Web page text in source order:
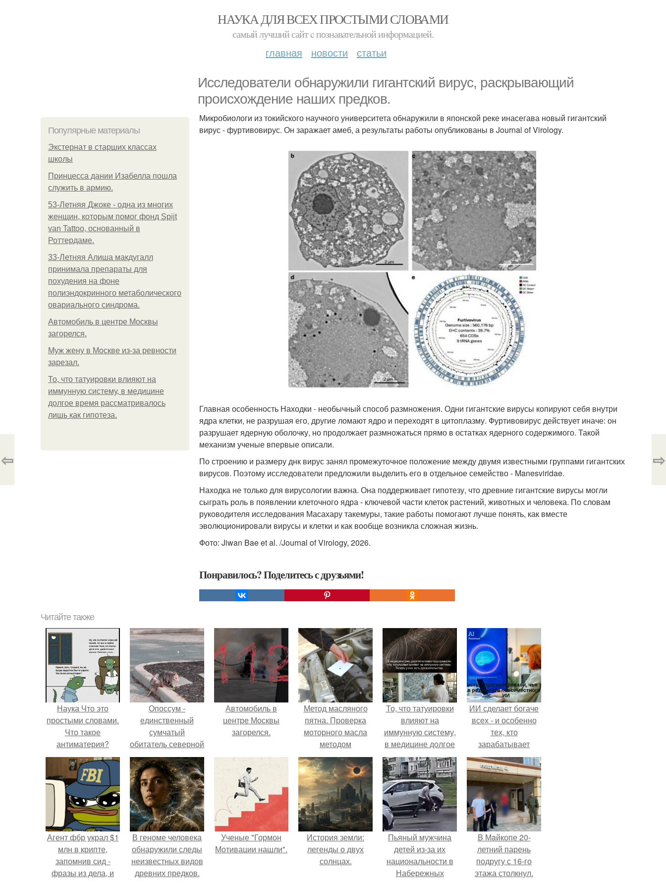
НАУКА ДЛЯ ВСЕХ ПРОСТЫМИ СЛОВАМИ
самый лучший сайт c познавательной информацией.
главная новости статьи
Исследователи обнаружили гигантский вирус, раскрывающий
происхождение наших предков.
Популярные материалы
Экстернат в старших классах
школы
Принцесса дании Изабелла пошла
служить в армию.
53-Летняя Джоке - одна из многих
женщин, которым помог фонд Spijt
van Tattoo, основанный в
Роттердаме.
33-Летняя Алиша макдугалл
принимала препараты для
похудения на фоне
полиэндокринного метаболического
овариального синдрома.
Автомобиль в центре Москвы
загорелся.
Mуж жену в Москве из-за ревности
зарезал.
То, что татуировки влияют на
иммунную систему, в медицине
долгое время рассматривалось
лишь как гипотеза.
Микробиологи из токийского научного университета обнаружили в японской реке инасегава новый гигантский
вирус - фуртивовирус. Он заражает амеб, а результаты работы опубликованы в Journal of Virology.
Главная особенность Находки - необычный способ размножения. Одни гигантские вирусы копируют себя внутри
ядра клетки, не разрушая его, другие ломают ядро и переходят в цитоплазму. Фуртивовирус действует иначе: он
разрушает ядерную оболочку, но продолжает размножаться прямо в остатках ядерного содержимого. Такой
механизм ученые впервые описали.
По строению и размеру днк вирус занял промежуточное положение между двумя известными группами гигантских
вирусов. Поэтому исследователи предложили выделить его в отдельное семейство - Manesviridae.
Находка не только для вирусологии важна. Она поддерживает гипотезу, что древние гигантские вирусы могли
сыграть роль в появлении клеточного ядра - ключевой части клеток растений, животных и человека. По словам
руководителя исследования Масахару такемуры, такие работы помогают лучше понять, как вместе
эволюционировали вирусы и клетки и как вообще возникла сложная жизнь.
Фото: Jiwan Bae et al. /Journal of Virology, 2026.
Понравилось? Поделитесь с друзьями!
⇦ ⇨
Читайте также
Наука Что это
простыми словами.
Что такое
антиматерия?
Опоссум -
единственный
сумчатый
обитатель северной
америки.
Автомобиль в
центре Москвы
загорелся.
Метод масляного
пятна. Проверка
моторного масла
методом
"Масляного Пятна".
То, что татуировки
влияют на
иммунную систему,
в медицине долгое
время
рассматривалось
лишь как гипотеза.
ИИ сделает богаче
всех - и особенно
тех, кто
зарабатывает
меньше всего.
Агент фбр украл $1
млн в крипте,
запомнив сид -
фразы из дела, и
В геноме человека
обнаружили следы
неизвестных видов
древних предков.
Ученые "Гормон
Мотивации нашли".
История земли:
легенды о двух
солнцах.
Пьяный мужчина
детей из-за их
национальности в
Набережных
B Мaйкопе 20-
летний парень
подругу с 16-го
этажа столкнул.